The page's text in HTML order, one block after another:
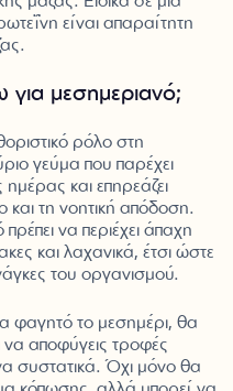
είναι απαραίτητη
μεσημεριανό;
ρόλο στη
γεύμα που παρέχει
ημέρας και επηρεάζει
τη νοητική απόδοση.
να περιέχει άπαχη
και λαχανικά, έτσι ώστε
του οργανισμού.
φαγητό το μεσημέρι, θα
να αποφύγεις τροφές
συστατικά. Όχι μόνο θα